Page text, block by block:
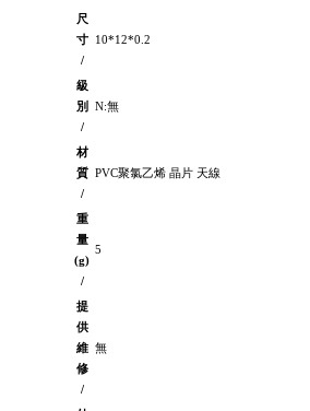
尺
寸
/
10*12*0.2
級
別
/
N:無
材
質
/
PVC聚氯乙烯 晶片 天線
重
量
(g)
/
5
提
供
維
修
/
無